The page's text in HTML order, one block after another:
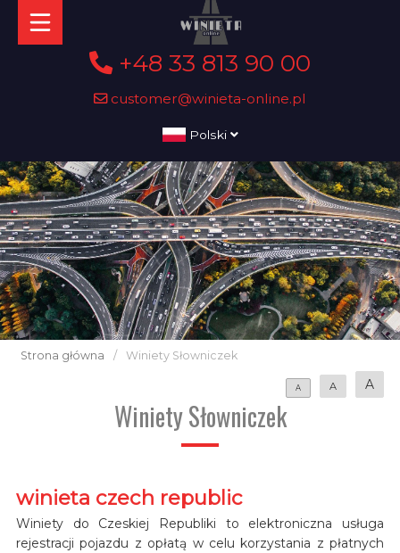
+48 33 813 90 00
customer@winieta-online.pl
Polski
Strona główna / Winiety Słowniczek
A A A
Winiety Słowniczek
winieta czech republic
Winiety do Czeskiej Republiki to elektroniczna usługa
rejestracji pojazdu z opłatą w celu korzystania z płatnych